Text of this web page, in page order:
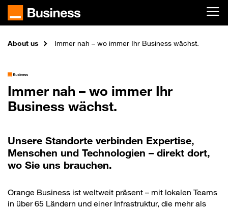
Skip to main content
Home
About us Immer nah – wo immer Ihr Business wächst.
Immer nah – wo immer Ihr
Business wächst.
Unsere Standorte verbinden Expertise,
Menschen und Technologien – direkt dort,
wo Sie uns brauchen.
Orange Business ist weltweit präsent – mit lokalen Teams
in über 65 Ländern und einer Infrastruktur, die mehr als